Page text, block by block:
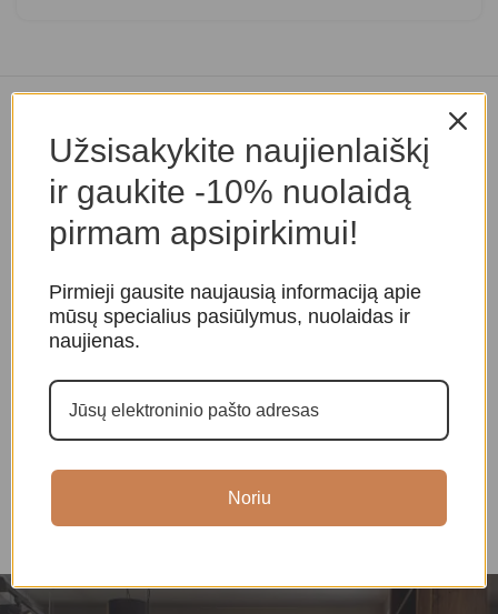
Panašios prekės
Agato žvakidė
Kristalai ir mineralai,
Žvakidės
Agato žvakidė
Kristalai ir mineralai,
Žvakidės
Užsisakykite naujienlaiškį
ir gaukite -10% nuolaidą
pirmam apsipirkimui!
Pirmieji gausite naujausią informaciją apie
mūsų specialius pasiūlymus, nuolaidas ir
naujienas.
Noriu